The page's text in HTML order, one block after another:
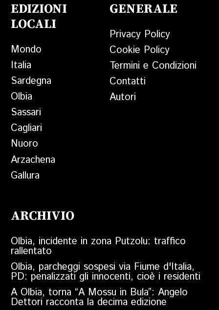
EDIZIONI
LOCALI
Mondo
Italia
Sardegna
Olbia
Sassari
Cagliari
Nuoro
Arzachena
Gallura
GENERALE
Privacy Policy
Cookie Policy
Termini e Condizioni
Contatti
Autori
ARCHIVIO
Olbia, incidente in zona Putzolu: traffico
rallentato
Olbia, parcheggi sospesi via Fiume d'Italia,
PD: penalizzati gli innocenti, cioè i residenti
A Olbia, torna “A Mossu in Bula”: Angelo
Dettori racconta la decima edizione